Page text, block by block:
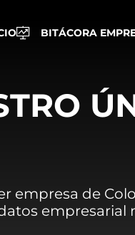
BITÁCORA
empresa de
empresarial